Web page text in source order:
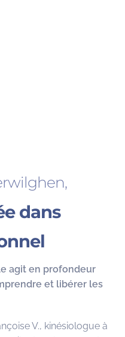
dans
agit en profondeur
et libérer les
V., kinésiologue à